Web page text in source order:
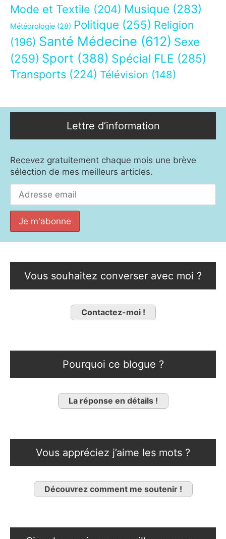
Mode et Textile (204) Musique (283)
Météorologie (28) Politique (255) Religion
(196) Santé Médecine (612) Sexe
(259) Sport (388) Spécial FLE (285)
Transports (224) Télévision (148)
Lettre d’information
Recevez gratuitement chaque mois une brève
sélection de mes meilleurs articles.
Vous souhaitez converser avec moi ?
Contactez-moi !
Pourquoi ce blogue ?
La réponse en détails !
Vous appréciez j’aime les mots ?
Découvrez comment me soutenir !